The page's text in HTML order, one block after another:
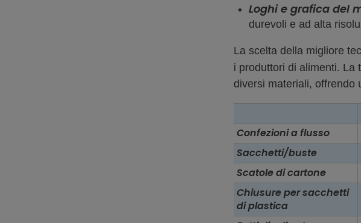
Loghi e grafica del
durevoli e ad alta
La scelta della migliore
i produttori di alimenti. La
diversi materiali, offrendo
Confezioni a flusso
Sacchetti/buste
Scatole di cartone
Chiusure per sacchetti
di plastica